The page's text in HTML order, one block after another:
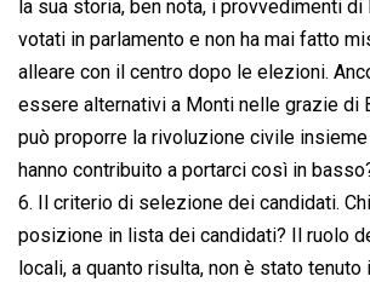
la sua storia, ben nota, i provvedimenti
votati in parlamento e non ha mai fatto
alleare con il centro dopo le elezioni.
essere alternativi a Monti nelle grazie di
può proporre la rivoluzione civile
hanno contribuito a portarci così in
6. Il criterio di selezione dei candidati.
posizione in lista dei candidati? Il ruolo
locali, a quanto risulta, non è stato tenuto